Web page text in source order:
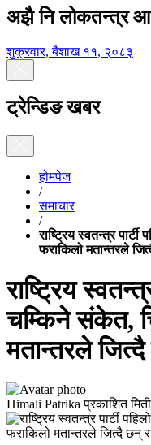
अझै नि लोकतन्त्र
शुक्रवार, बैशाख ११, २०८३
ट्रेन्डिङ खबर
होमपेज
/
समाचार
/
राष्ट्रिय स्वतन्त्र
फराकिलो मतान्तरले
राष्ट्रिय
चम्किने संकेत,
मतान्तरले
Himali Patrika प्रकाशित